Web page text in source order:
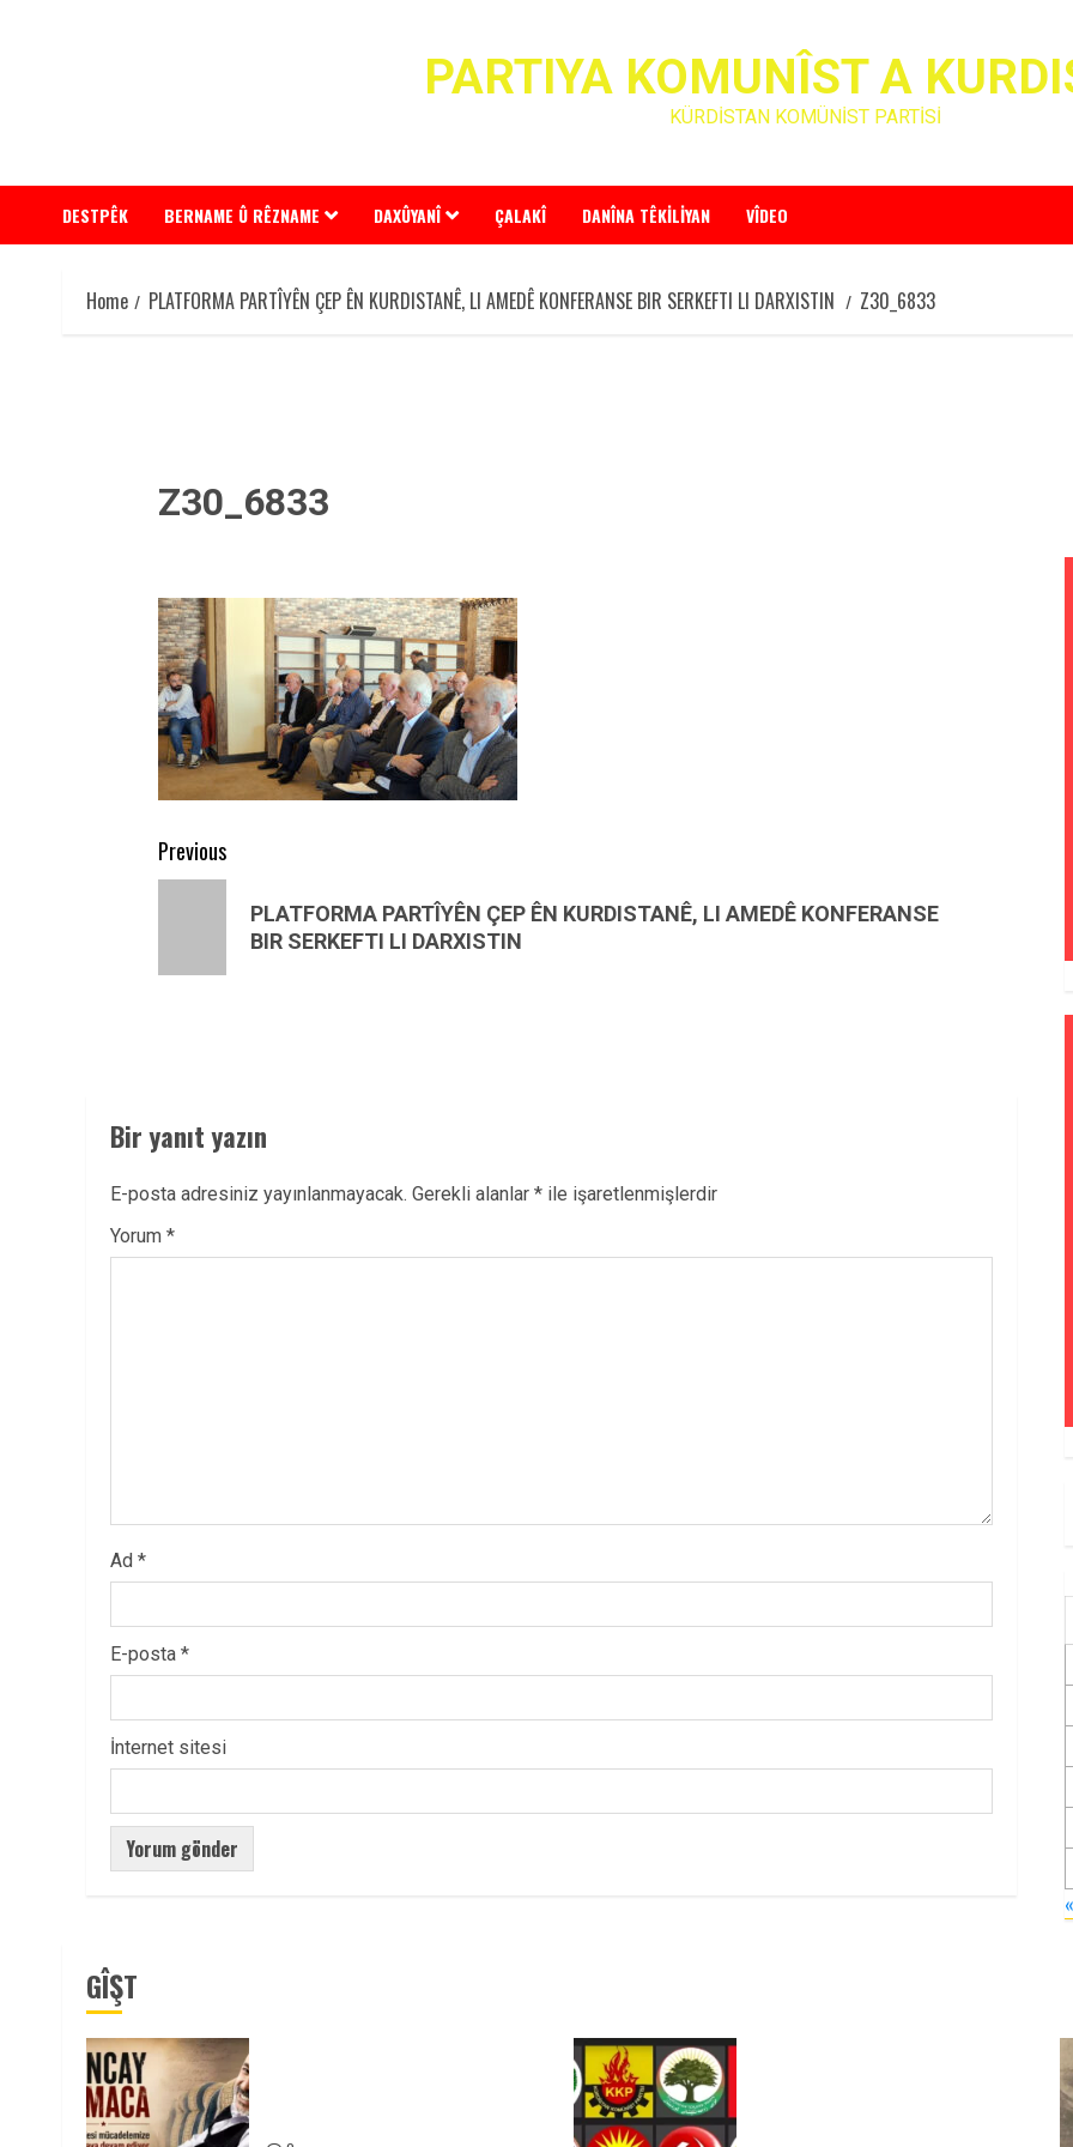
PARTIYA KOMUNÎST A
KÜRDİSTAN KOMÜNİST PARTİSİ
DESTPÊK BERNAME Û RÊZNAME DAXÛYANÎ ÇALAKÎ DANÎNA TÊKILIYAN VÎDEO
Home PLATFORMA PARTÎYÊN ÇEP ÊN KURDISTANÊ, LI AMEDÊ KONFERANSE BIR SERKEFTI LI DARXISTIN Z30_6833
Z30_6833
Post
navigation
Previous
PLATFORMA PARTÎYÊN ÇEP ÊN KURDISTANÊ, LI AMEDÊ KONFERANSE
BIR SERKEFTI LI DARXISTIN
Bir yanıt yazın
E-posta adresiniz yayınlanmayacak. Gerekli alanlar * ile işaretlenmişlerdir
Yorum *
Ad *
E-posta *
İnternet sitesi
GÎŞT